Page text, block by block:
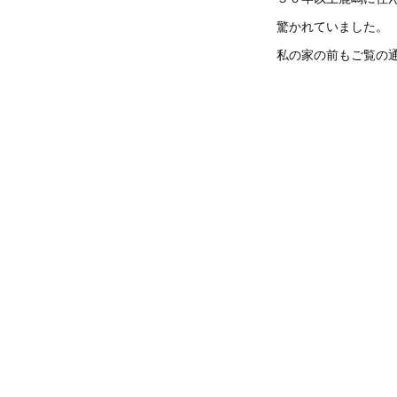
驚かれていました。
私の家の前もご覧の